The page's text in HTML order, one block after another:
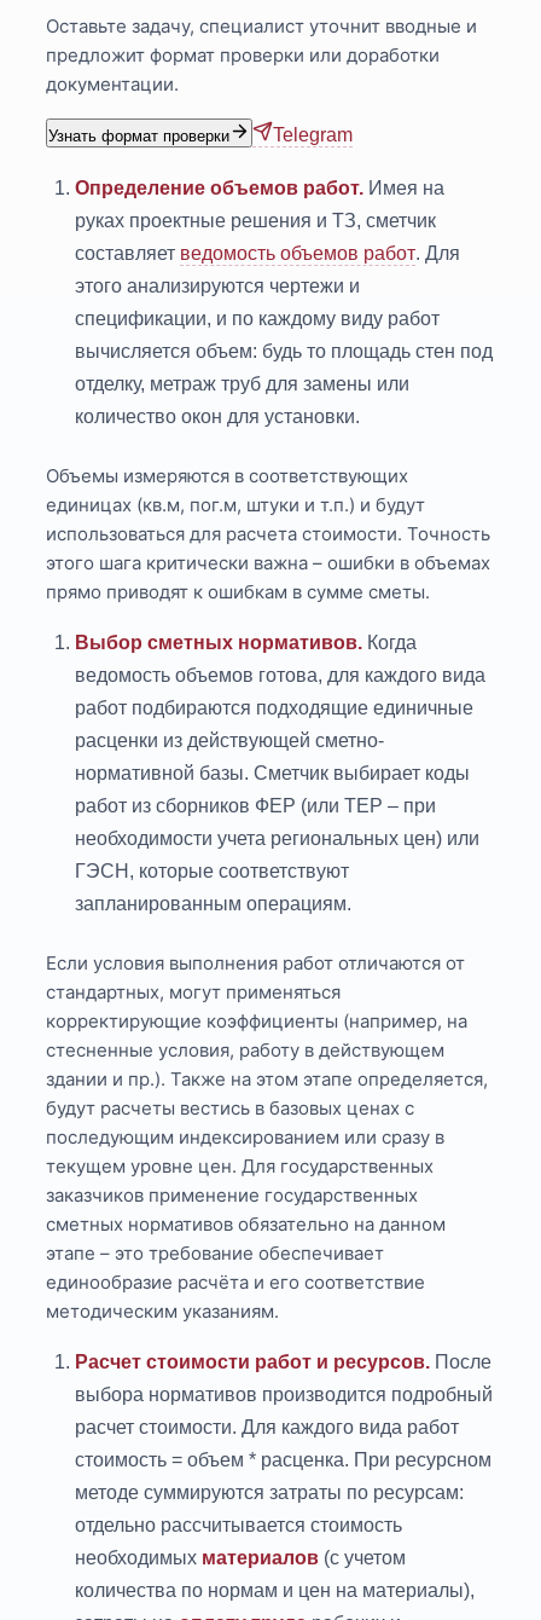
Оставьте задачу, специалист уточнит вводные и
предложит формат проверки или доработки
документации.
Узнать формат проверки Telegram
Определение объемов работ. Имея на
руках проектные решения и ТЗ, сметчик
составляет ведомость объемов работ. Для
этого анализируются чертежи и
спецификации, и по каждому виду работ
вычисляется объем: будь то площадь стен под
отделку, метраж труб для замены или
количество окон для установки.
Объемы измеряются в соответствующих
единицах (кв.м, пог.м, штуки и т.п.) и будут
использоваться для расчета стоимости. Точность
этого шага критически важна – ошибки в объемах
прямо приводят к ошибкам в сумме сметы.
Выбор сметных нормативов. Когда
ведомость объемов готова, для каждого вида
работ подбираются подходящие единичные
расценки из действующей сметно-
нормативной базы. Сметчик выбирает коды
работ из сборников ФЕР (или ТЕР – при
необходимости учета региональных цен) или
ГЭСН, которые соответствуют
запланированным операциям.
Если условия выполнения работ отличаются от
стандартных, могут применяться
корректирующие коэффициенты (например, на
стесненные условия, работу в действующем
здании и пр.). Также на этом этапе определяется,
будут расчеты вестись в базовых ценах с
последующим индексированием или сразу в
текущем уровне цен. Для государственных
заказчиков применение государственных
сметных нормативов обязательно на данном
этапе – это требование обеспечивает
единообразие расчёта и его соответствие
методическим указаниям.
Расчет стоимости работ и ресурсов. После
выбора нормативов производится подробный
расчет стоимости. Для каждого вида работ
стоимость = объем * расценка. При ресурсном
методе суммируются затраты по ресурсам:
отдельно рассчитывается стоимость
необходимых материалов (с учетом
количества по нормам и цен на материалы),